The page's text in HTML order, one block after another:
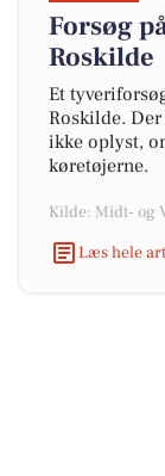
Forsøg
Roskilde
Et
Roskilde.
ikke oplyst,
køretøjerne.
Kilde: Midt- og
Læs hele